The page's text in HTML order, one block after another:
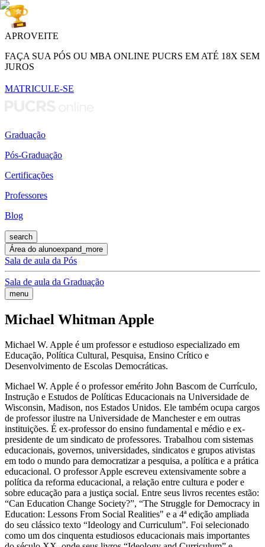
APROVEITE
FAÇA SUA PÓS OU MBA ONLINE PUCRS EM ATÉ 18X SEM
JUROS
MATRICULE-SE
Graduação
Pós-Graduação
Certificações
Professores
Blog
search
Área do alunoexpand_more
Sala de aula da Pós
Sala de aula da Graduação
menu
Michael Whitman Apple
Michael W. Apple é um professor e estudioso especializado em
Educação, Política Cultural, Pesquisa, Ensino Crítico e
Desenvolvimento de Escolas Democráticas.
Michael W. Apple é o professor emérito John Bascom de Currículo,
Instrução e Estudos de Políticas Educacionais na Universidade de
Wisconsin, Madison, nos Estados Unidos. Ele também ocupa cargos
de professor ilustre na Universidade de Manchester e em outras
instituições. É ex-professor do ensino fundamental e médio e ex-
presidente de um sindicato de professores. Trabalhou com sistemas
educacionais, governos, universidades, sindicatos e grupos ativistas
em todo o mundo para democratizar a pesquisa, a política e a prática
educacional. O professor Apple escreveu extensivamente sobre a
política da reforma educacional, a relação entre cultura e poder e
sobre educação para a justiça social. Entre seus livros recentes estão:
“Can Education Change Society?”, “The Struggle for Democracy in
Education: Lessons From Social Realities" e a 4ª edição ampliada
do seu clássico texto “Ideology and Curriculum”. Foi selecionado
como um dos cinquenta estudiosos educacionais mais importantes